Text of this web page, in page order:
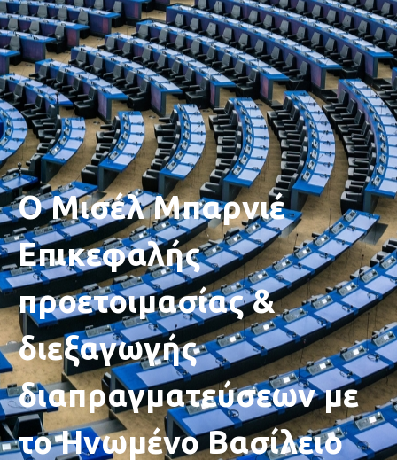
O Μισέλ Μπαρνιέ
Eπικεφαλής
προετοιμασίας &
διεξαγωγής
διαπραγματεύσεων με
το Ηνωμένο Βασίλειο